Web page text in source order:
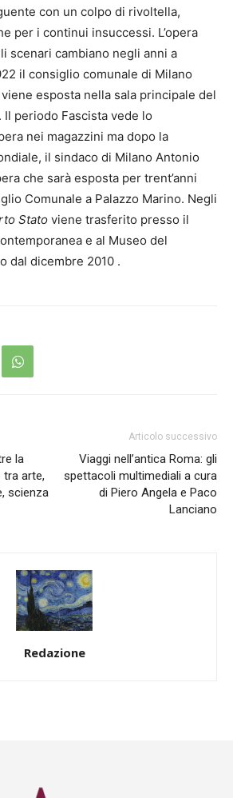
con un colpo di rivoltella,
per i continui insuccessi. L’opera
scenari cambiano negli anni a
il consiglio comunale di Milano
viene esposta nella sala principale del
periodo Fascista vede lo
nei magazzini ma dopo la
il sindaco di Milano Antonio
che sarà esposta per trent’anni
Comunale a Palazzo Marino. Negli
Stato viene trasferito presso il
e al Museo del
dal dicembre 2010 .
la
tra arte,
scienza
Articolo successivo
Viaggi nell’antica Roma: gli
spettacoli multimediali a cura
di Piero Angela e Paco
Lanciano
Redazione